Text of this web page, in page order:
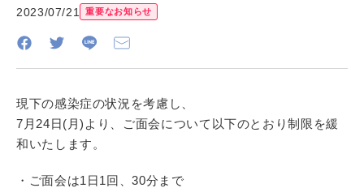
2023/07/21 重要なお知らせ
現下の感染症の状況を考慮し、
7月24日(月)より、ご面会について以下のとおり制限を緩
和いたします。
・ご面会は1日1回、30分まで